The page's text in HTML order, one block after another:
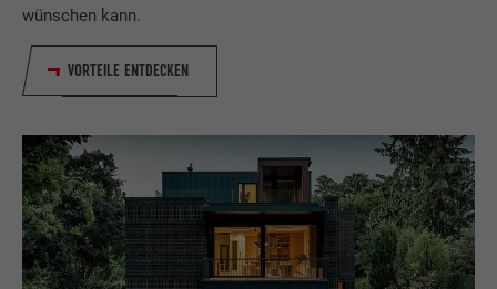
wünschen kann.
VORTEILE ENTDECKEN